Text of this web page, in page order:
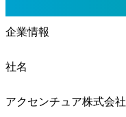
企業情報
社名
アクセンチュア株式会社